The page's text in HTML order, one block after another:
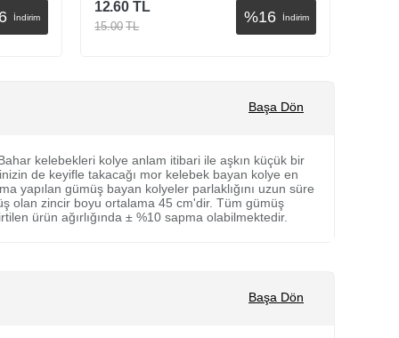
İndirim %16 İndirim
12.60 TL
15.00 TL
Başa Dön
kelebekleri kolye anlam itibari ile aşkın küçük bir
de keyifle takacağı mor kelebek bayan kolye en
yapılan gümüş bayan kolyeler parlaklığını uzun süre
olan zincir boyu ortalama 45 cm'dir. Tüm gümüş
ürün ağırlığında ± %10 sapma olabilmektedir.
Başa Dön